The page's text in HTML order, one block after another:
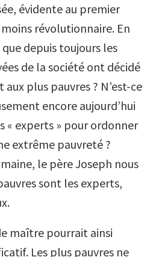
évidente au premier
révolutionnaire. En
depuis toujours les
de la société ont décidé
plus pauvres ? N’est-ce
encore aujourd’hui
« experts » pour ordonner
extrême pauvreté ?
le père Joseph nous
sont les experts,
maître pourrait ainsi
Les plus pauvres ne